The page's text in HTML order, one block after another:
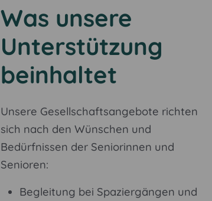
Was unsere
Unterstützung
beinhaltet
Unsere Gesellschaftsangebote richten
sich nach den Wünschen und
Bedürfnissen der Seniorinnen und
Senioren:
Begleitung bei Spaziergängen und